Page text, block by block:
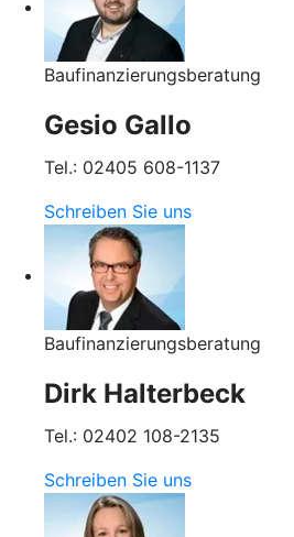
Baufinanzierungsberatung
Gesio Gallo
Tel.: 02405 608-1137
Schreiben Sie uns
Baufinanzierungsberatung
Dirk Halterbeck
Tel.: 02402 108-2135
Schreiben Sie uns